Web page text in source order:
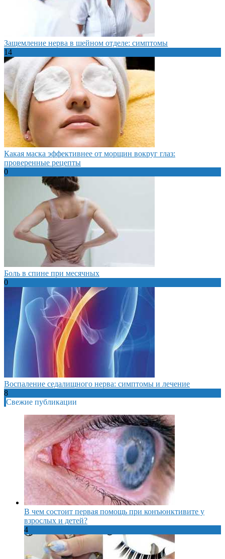
Защемление нерва в шейном отделе: симптомы
14
Какая маска эффективнее от морщин вокруг глаз:
проверенные рецепты
0
Боль в спине при месячных
0
Воспаление седалищного нерва: симптомы и лечение
8
Свежие публикации
В чем состоит первая помощь при конъюнктивите у
взрослых и детей?
4